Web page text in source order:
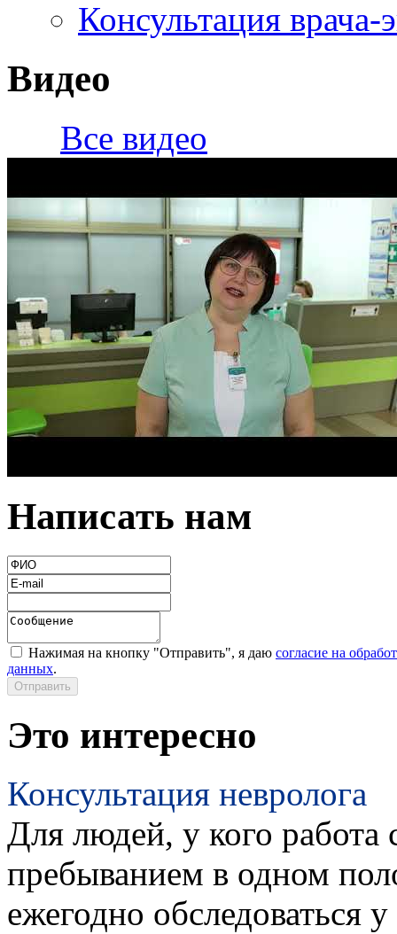
Консультация врача-
Видео
Все видео
Написать нам
Нажимая на кнопку "Отправить", я даю согласие на
данных.
Это интересно
Консультация невролога
Для людей, у кого работа
пребыванием в одном
ежегодно обследоваться